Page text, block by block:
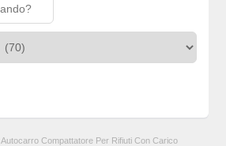
Autocarro Compattatore Per Rifiuti Con Carico